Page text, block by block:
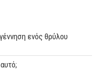
ενός θρύλου